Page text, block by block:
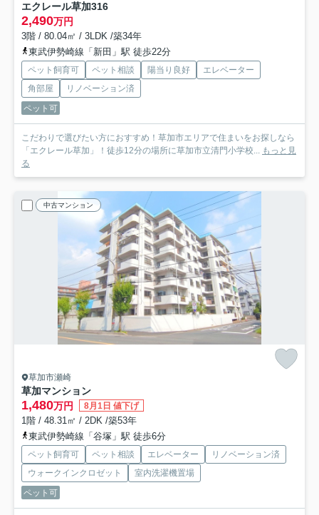
エクレール草加316
2,490万円
3階 / 80.04㎡ / 3LDK /築34年
東武伊勢崎線「新田」駅 徒歩22分
ペット飼育可 ペット相談 陽当り良好
エレベーター
角部屋
リノベーション済
ペット可
こだわりで選びたい方におすすめ！草加市エリアで住まいをお探しなら
「エクレール草加」！徒歩12分の場所に草加市立清門小学校... もっと見
る
中古マンション
草加市瀬崎
草加マンション
1,480万円 8月1日 値下げ
1階 / 48.31㎡ / 2DK /築53年
東武伊勢崎線「谷塚」駅 徒歩6分
ペット飼育可 ペット相談 エレベーター
リノベーション済
ウォークインクロゼット
室内洗濯機置場
ペット可